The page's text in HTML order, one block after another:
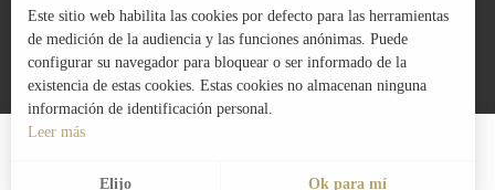
Este sitio web habilita las cookies por defecto para las herramientas
de medición de la audiencia y las funciones anónimas. Puede
configurar su navegador para bloquear o ser informado de la
existencia de estas cookies. Estas cookies no almacenan ninguna
información de identificación personal.
Leer más
Elijo Ok para mí